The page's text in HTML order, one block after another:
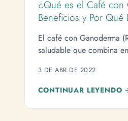
¿Qué es el Café con
Beneficios y Por
El café con Ganoderma
saludable que combina
beneficios para tu día a
3 DE ABR DE 2022
CONTINUAR LEYENDO